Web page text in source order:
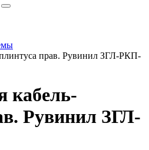
плинтуса прав. Рувинил ЗГЛ-РКП-
кабель-
Рувинил ЗГЛ-